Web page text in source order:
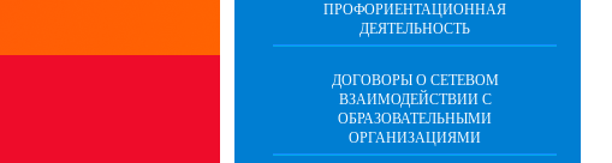
ПРОФОРИЕНТАЦИОННАЯ
ДЕЯТЕЛЬНОСТЬ
ДОГОВОРЫ О СЕТЕВОМ
ВЗАИМОДЕЙСТВИИ С
ОБРАЗОВАТЕЛЬНЫМИ
ОРГАНИЗАЦИЯМИ